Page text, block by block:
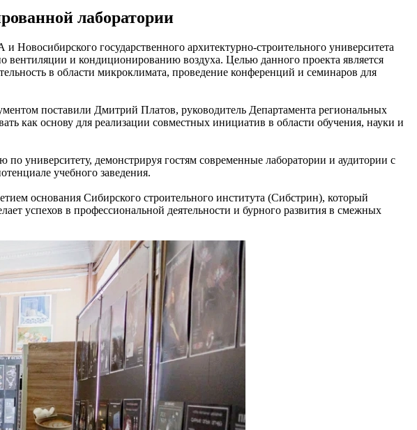
лаборатории
Новосибирского государственного архитектурно-строительного университета
и кондиционированию воздуха. Целью данного проекта является
в области микроклимата, проведение конференций и семинаров для
поставили Дмитрий Платов, руководитель Департамента региональных
основу для реализации совместных инициатив в области обучения, науки и
университету, демонстрируя гостям современные лаборатории и аудитории с
учебного заведения.
основания Сибирского строительного института (Сибстрин), который
успехов в профессиональной деятельности и бурного развития в смежных